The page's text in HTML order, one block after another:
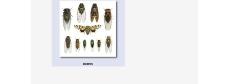
『改訂版 日本産セミ科図
（誠文堂新光社）より
音声は有料会員のみ参照できます